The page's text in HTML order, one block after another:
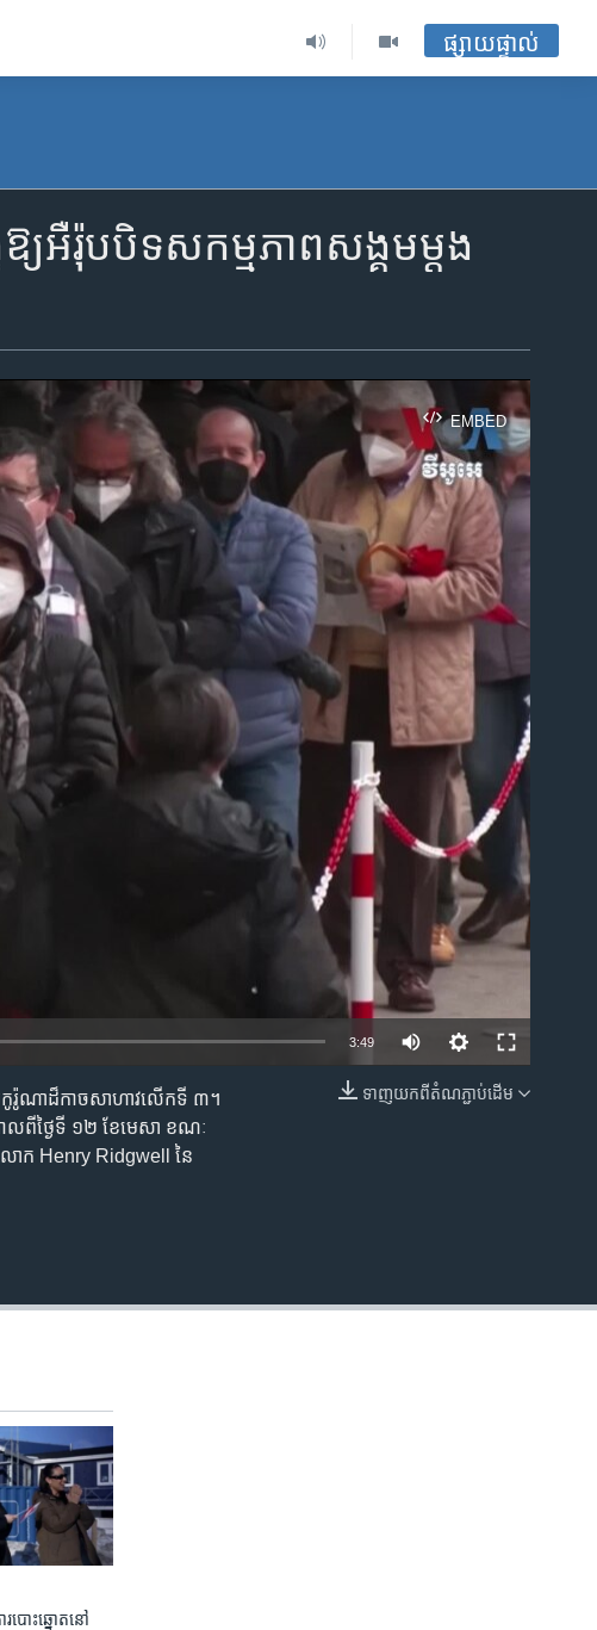
ផ្សាយផ្ទាល់
អឺរ៉ុបបិទសកម្មភាពសង្គមម្តង
EMBED
EMBED
3:49
ទាញ​យក​ពី​តំណភ្ជាប់​ដើម
កូរ៉ូណាដ៏កាចសាហាវលើកទី ៣។
លពីថ្ងៃទី ១២ ខែមេសា ខណៈ
លោក Henry Ridgwell នៃ
បោះឆ្នោត​នៅ